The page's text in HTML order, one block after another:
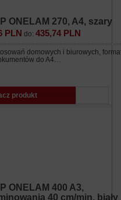
ONELAM 270, A4, szary
PLN do: 435,74 PLN
domowych i biurowych,
do A4…
produkt
ONELAM 400 A3,
40 cm/min, biały